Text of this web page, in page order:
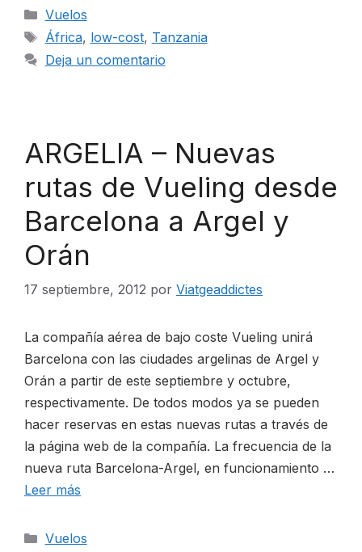
Categorías
Vuelos
Etiquetas
África, low-cost, Tanzania
Deja un comentario
ARGELIA – Nuevas
rutas de Vueling desde
Barcelona a Argel y
Orán
17 septiembre, 2012 por Viatgeaddictes
La compañía aérea de bajo coste Vueling unirá
Barcelona con las ciudades argelinas de Argel y
Orán a partir de este septiembre y octubre,
respectivamente. De todos modos ya se pueden
hacer reservas en estas nuevas rutas a través de
la página web de la compañía. La frecuencia de la
nueva ruta Barcelona-Argel, en funcionamiento …
Leer más
Categorías
Vuelos